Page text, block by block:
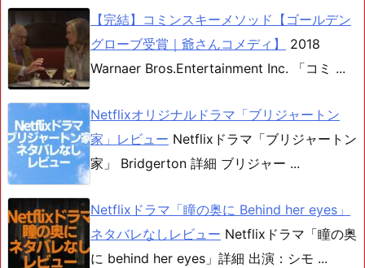
【完結】コミンスキーメソッド【ゴールデン
グローブ受賞｜爺さんコメディ】
2018
Warnaer Bros.Entertainment Inc. 「コミ ...
Netflixオリジナルドラマ「ブリジャートン
家」レビュー Netflixドラマ「ブリジャートン
家」 Bridgerton 詳細 ブリジャー ...
Netflixドラマ「瞳の奥に Behind her eyes」
ネタバレなしレビュー Netflixドラマ「瞳の奥
に behind her eyes」詳細 出演：シモ ...